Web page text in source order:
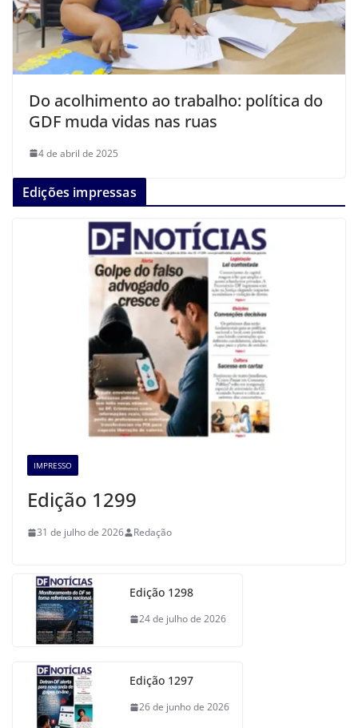
Do acolhimento ao trabalho: política do
GDF muda vidas nas ruas
4 de abril de 2025
Edições impressas
IMPRESSO
Edição 1299
31 de julho de 2026 Redação
Edição 1298
24 de julho de 2026
Edição 1297
26 de junho de 2026